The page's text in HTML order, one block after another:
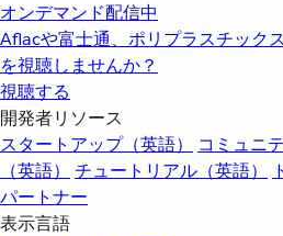
オンデマンド配信中
Aflacや富士通、ポリプラスチック
を視聴しませんか？
視聴する
開発者リソース
スタートアップ（英語）
コミュニ
（英語）
チュートリアル（英語）
パートナー
表示言語